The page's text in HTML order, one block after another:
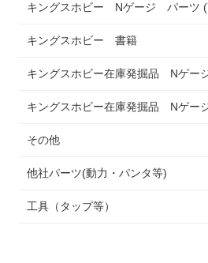
キングスホビー Nゲージ パーツ (
キングスホビー 書籍
キングスホビー在庫発掘品 Nゲー
キングスホビー在庫発掘品 Nゲー
その他
他社パーツ(動力・パンタ等)
工具（タップ等）